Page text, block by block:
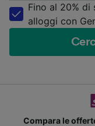
Fino al 20% di
alloggi con
Compara le offerte di